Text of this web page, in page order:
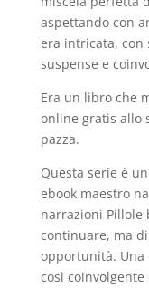
aspettando con
era intricata, con
suspense e
Era un libro che
online gratis allo
pazza.
Questa serie è
ebook maestro
narrazioni Pillole
continuare, ma
opportunità. Una
così